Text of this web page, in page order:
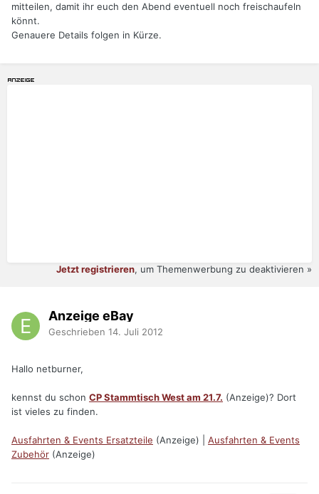
mitteilen, damit ihr euch den Abend eventuell noch freischaufeln
könnt.
Genauere Details folgen in Kürze.
Jetzt registrieren, um Themenwerbung zu deaktivieren »
Anzeige eBay
Geschrieben 14. Juli 2012
Hallo netburner,
kennst du schon CP Stammtisch West am 21.7. (Anzeige)? Dort
ist vieles zu finden.
Ausfahrten & Events Ersatzteile (Anzeige) | Ausfahrten & Events
Zubehör (Anzeige)